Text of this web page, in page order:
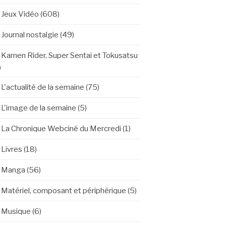
Jeux Vidéo (608)
Journal nostalgie (49)
Kamen Rider, Super Sentai et Tokusatsu
L'actualité de la semaine (75)
L'image de la semaine (5)
La Chronique Webciné du Mercredi (1)
Livres (18)
Manga (56)
Matériel, composant et périphérique (5)
Musique (6)